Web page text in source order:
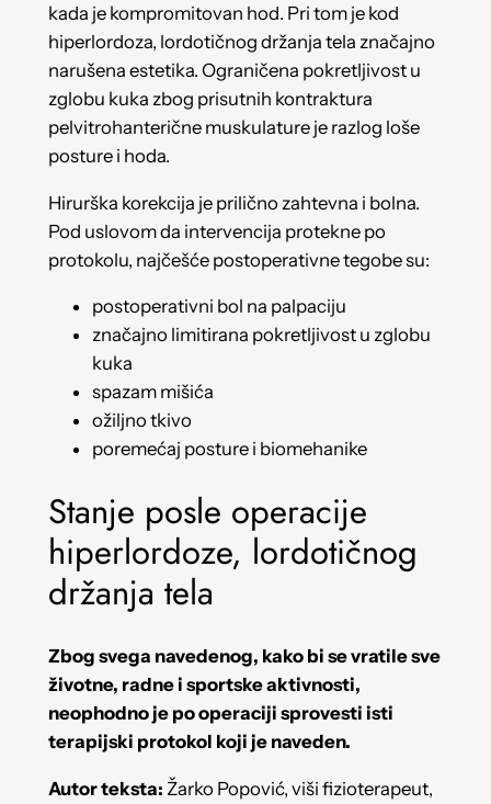
kada je kompromitovan hod. Pri tom je kod
hiperlordoza, lordotičnog držanja tela značajno
narušena estetika. Ograničena pokretljivost u
zglobu kuka zbog prisutnih kontraktura
pelvitrohanterične muskulature je razlog loše
posture i hoda.
Hirurška korekcija je prilično zahtevna i bolna.
Pod uslovom da intervencija protekne po
protokolu, najčešće postoperativne tegobe su:
postoperativni bol na palpaciju
značajno limitirana pokretljivost u zglobu
kuka
spazam mišića
ožiljno tkivo
poremećaj posture i biomehanike
Stanje posle operacije
hiperlordoze, lordotičnog
držanja tela
Zbog svega navedenog, kako bi se vratile sve
životne, radne i sportske aktivnosti,
neophodno je po operaciji sprovesti isti
terapijski protokol koji je naveden.
Autor teksta: Žarko Popović, viši fizioterapeut,